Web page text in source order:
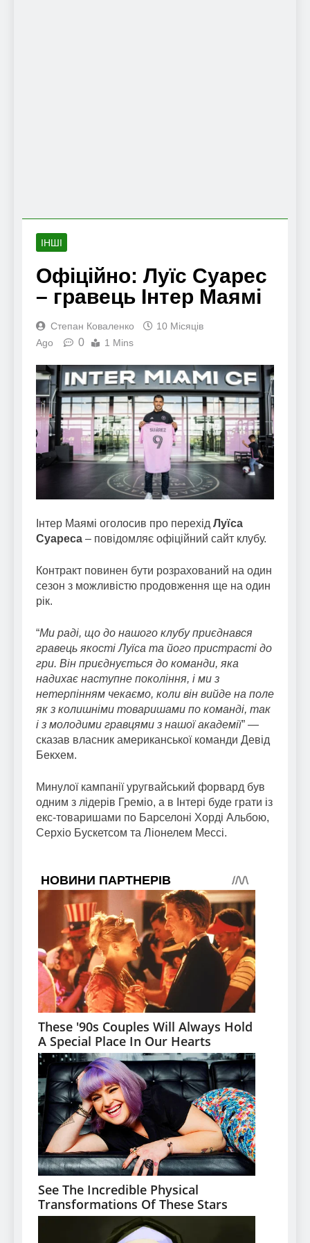
ІНШІ
Офіційно: Луїс Суарес
– гравець Інтер Маямі
Степан Коваленко
10 Місяців
Ago
0 1 Mins
Інтер Маямі оголосив про перехід Луїса
Суареса – повідомляє офіційний сайт клубу.
Контракт повинен бути розрахований на один
сезон з можливістю продовження ще на один
рік.
“Ми раді, що до нашого клубу приєднався
гравець якості Луїса та його пристрасті до
гри. Він приєднується до команди, яка
надихає наступне покоління, і ми з
нетерпінням чекаємо, коли він вийде на поле
як з колишніми товаришами по команді, так
і з молодими гравцями з нашої академії” —
сказав власник американської команди Девід
Бекхем.
Минулої кампанії уругвайський форвард був
одним з лідерів Греміо, а в Інтері буде грати із
екс-товаришами по Барселоні Хорді Альбою,
Серхіо Бускетсом та Ліонелем Мессі.